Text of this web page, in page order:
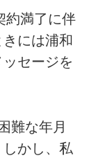
約満了に伴
には浦和
セージを
難な年月
かし、私